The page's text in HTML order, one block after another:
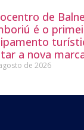
de
é o
a nova
de 2026